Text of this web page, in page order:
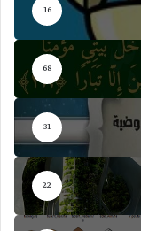
16
68
31
22